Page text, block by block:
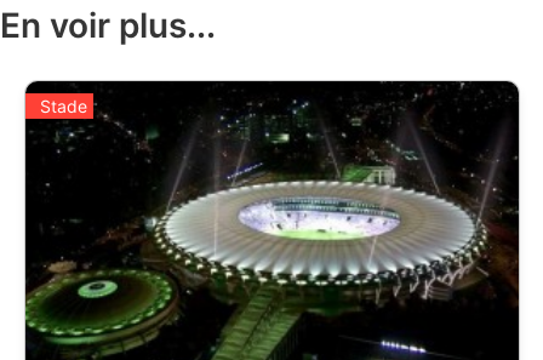
En voir plus...
Stade